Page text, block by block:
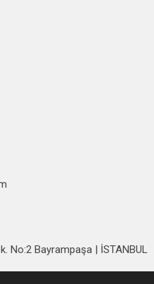
No:2 Bayrampaşa | İSTANBUL